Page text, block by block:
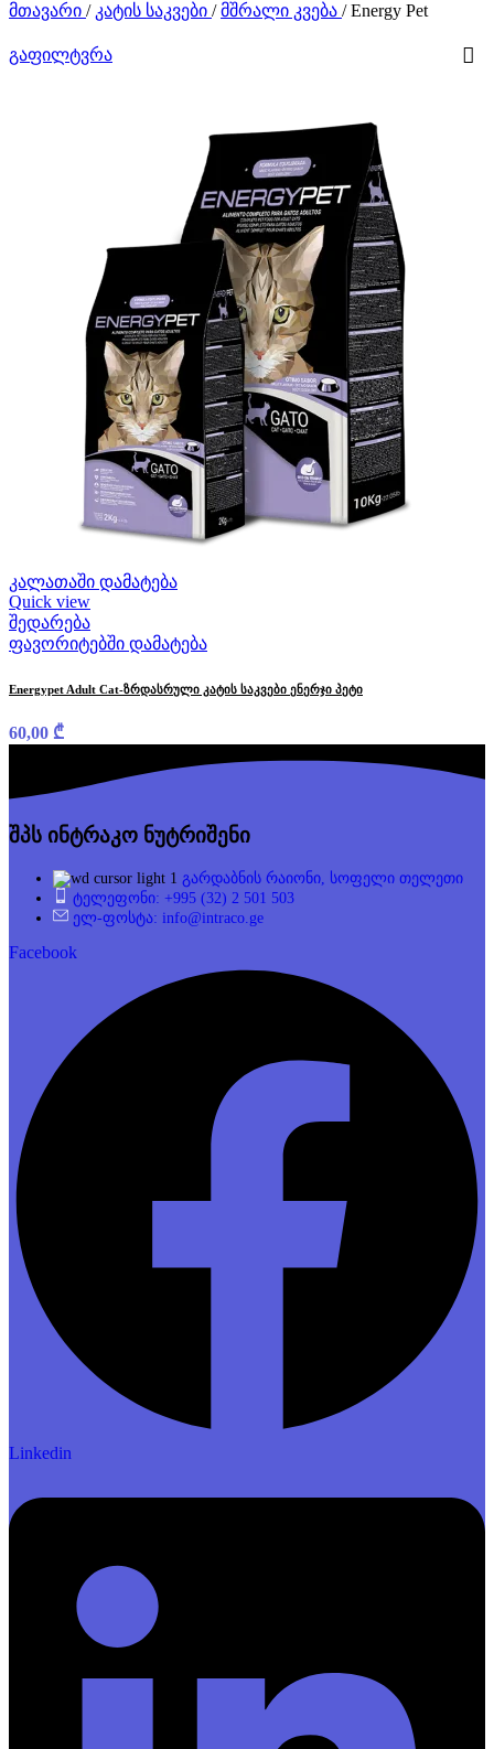
მთავარი / კატის საკვები / მშრალი კვება / Energy Pet
გაფილტვრა
კალათაში დამატება
Quick view
შედარება
ფავორიტებში დამატება
Energypet Adult Cat-ზრდასრული კატის საკვები ენერჯი პეტი
60,00 ₾
შპს ინტრაკო ნუტრიშენი
გარდაბნის რაიონი, სოფელი თელეთი
ტელეფონი: +995 (32) 2 501 503
ელ-ფოსტა: info@intraco.ge
Facebook
Linkedin